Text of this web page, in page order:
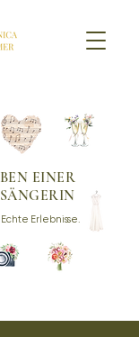
EINER
Erlebnisse.